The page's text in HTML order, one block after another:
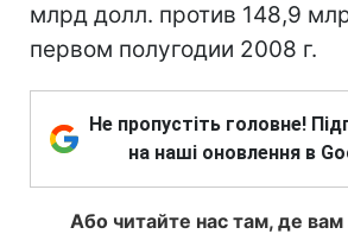
млрд долл. против 148,9
первом полугодии 2008 г.
Не пропустіть головне!
на наші оновлення в
Або читайте нас там, де вам